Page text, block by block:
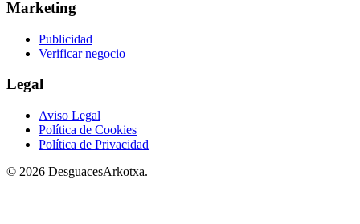
Marketing
Publicidad
Verificar negocio
Legal
Aviso Legal
Política de Cookies
Política de Privacidad
© 2026 DesguacesArkotxa.